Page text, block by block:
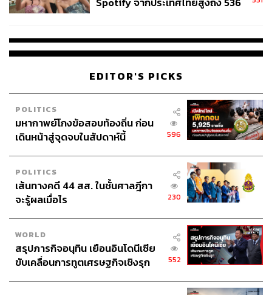
EDITOR'S PICKS
POLITICS
มหากาพย์โกงข้อสอบท้องถิ่น ก่อน
เดินหน้าสู่จุดจบในสัปดาห์นี้
596
POLITICS
เส้นทางคดี 44 สส. ในชั้นศาลฎีกา
จะรู้ผลเมื่อไร
230
WORLD
สรุปภารกิจอนุทิน เยือนอินโดนีเซีย
ขับเคลื่อนการทูตเศรษฐกิจเชิงรุก
552